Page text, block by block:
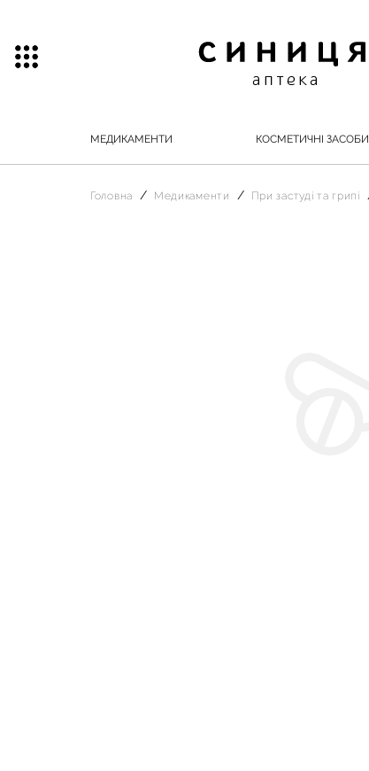
МЕДИКАМЕНТИ КОСМЕТИЧНІ ЗАСОБИ
Головна Медикаменти При застуді та грипі